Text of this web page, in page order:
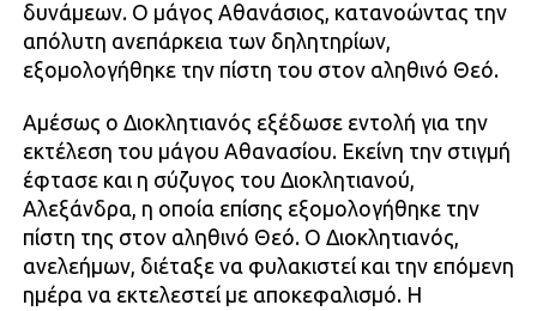
δυνάμεων. Ο μάγος Αθανάσιος, κατανοώντας την
απόλυτη ανεπάρκεια των δηλητηρίων,
εξομολογήθηκε την πίστη του στον αληθινό Θεό.
Αμέσως ο Διοκλητιανός εξέδωσε εντολή για την
εκτέλεση του μάγου Αθανασίου. Εκείνη την στιγμή
έφτασε και η σύζυγος του Διοκλητιανού,
Αλεξάνδρα, η οποία επίσης εξομολογήθηκε την
πίστη της στον αληθινό Θεό. Ο Διοκλητιανός,
ανελεήμων, διέταξε να φυλακιστεί και την επόμενη
ημέρα να εκτελεστεί με αποκεφαλισμό. Η